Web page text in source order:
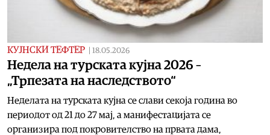
КУЈНСКИ ТЕФТЕР 18.05.2026
Недела на турската кујна 2026 –
„Трпезата на наследството“
Неделата на турската кујна се слави секоја година во
периодот од 21 до 27 мај, а манифестацијата се
организира под покровителство на првата дама,